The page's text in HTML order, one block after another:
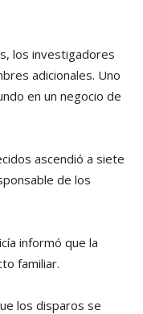
los investigadores
adicionales. Uno
en un negocio de
ascendió a siete
de los
informó que la
familiar.
los disparos se